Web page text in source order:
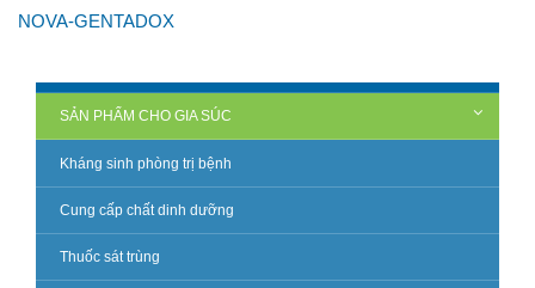
NOVA-GENTADOX
SẢN PHẨM CHO GIA SÚC
Kháng sinh phòng trị bệnh
Cung cấp chất dinh dưỡng
Thuốc sát trùng